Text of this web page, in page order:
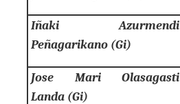
Iñaki Azurmendi
Peñagarikano (Gi)
Jose Mari Olasagasti
Landa (Gi)